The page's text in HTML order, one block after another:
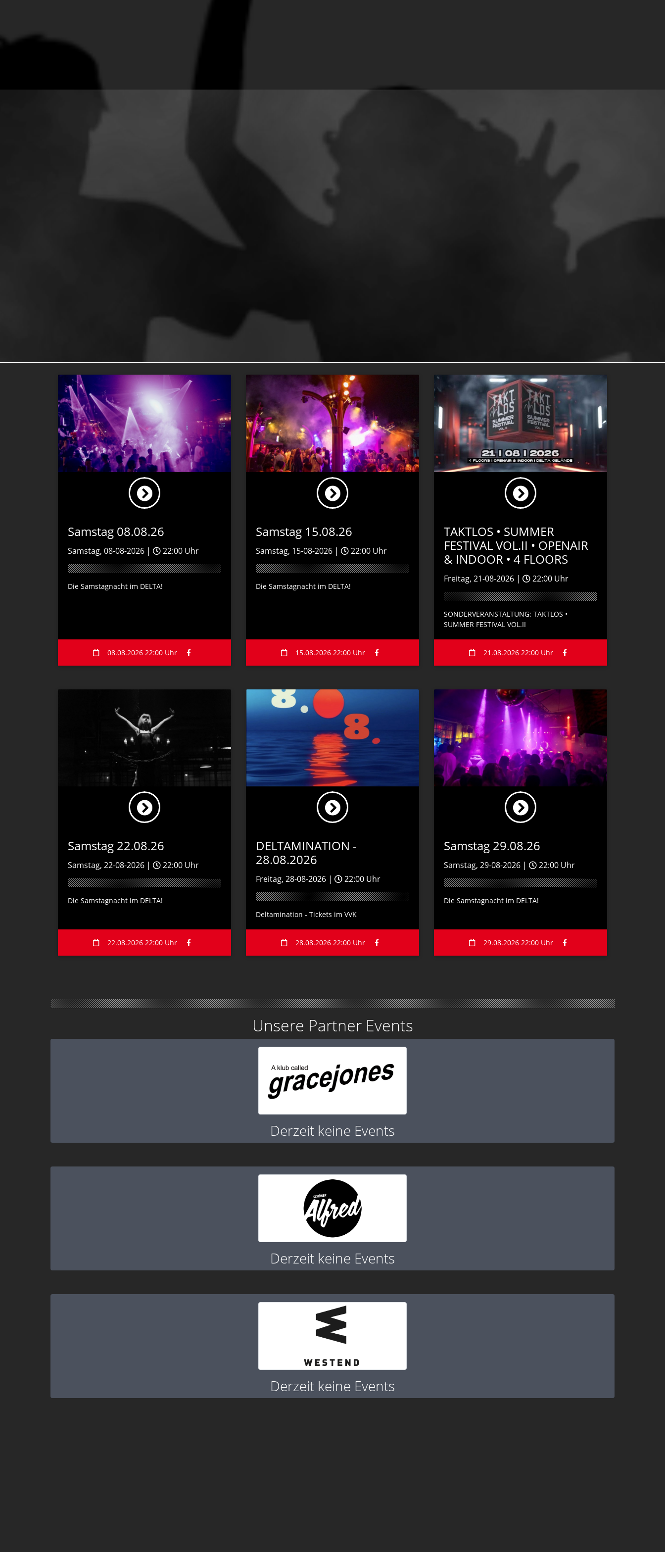
Samstag 08.08.26
Samstag, 08-08-2026 | 22:00 Uhr
Die Samstagnacht im DELTA!
08.08.2026 22:00 Uhr
Samstag 15.08.26
Samstag, 15-08-2026 | 22:00 Uhr
Die Samstagnacht im DELTA!
15.08.2026 22:00 Uhr
TAKTLOS • SUMMER
FESTIVAL VOL.II • OPENAIR
& INDOOR • 4 FLOORS
Freitag, 21-08-2026 | 22:00 Uhr
SONDERVERANSTALTUNG: TAKTLOS •
SUMMER FESTIVAL VOL.II
21.08.2026 22:00 Uhr
Samstag 22.08.26
Samstag, 22-08-2026 | 22:00 Uhr
Die Samstagnacht im DELTA!
22.08.2026 22:00 Uhr
DELTAMINATION -
28.08.2026
Freitag, 28-08-2026 | 22:00 Uhr
Deltamination - Tickets im VVK
28.08.2026 22:00 Uhr
Samstag 29.08.26
Samstag, 29-08-2026 | 22:00 Uhr
Die Samstagnacht im DELTA!
29.08.2026 22:00 Uhr
Unsere Partner Events
Derzeit keine Events
Derzeit keine Events
Derzeit keine Events